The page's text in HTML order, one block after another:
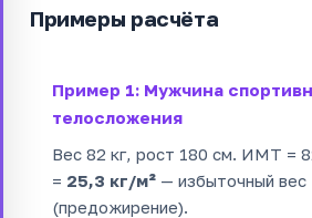
Примеры расчёта
Пример 1: Мужчина
телосложения
Вес 82 кг, рост 180 см. ИМТ =
= 25,3 кг/м² — избыточный вес
(предожирение).